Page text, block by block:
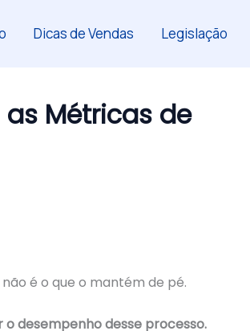
Dicas de Vendas Legislação
Métricas de
é o que o mantém de pé.
o desempenho desse processo.